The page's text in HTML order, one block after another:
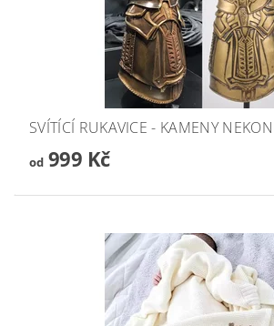
SVÍTÍCÍ RUKAVICE - KAMENY
od999 Kč